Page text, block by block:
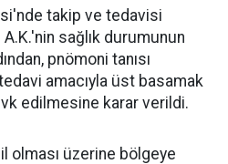
takip ve tedavisi
sağlık durumunun
pnömoni tanısı
amacıyla üst basamak
edilmesine karar verildi.
olması üzerine bölgeye